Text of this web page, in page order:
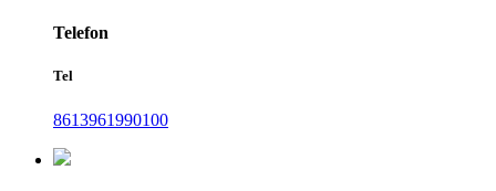
Telefon
Tel
8613961990100